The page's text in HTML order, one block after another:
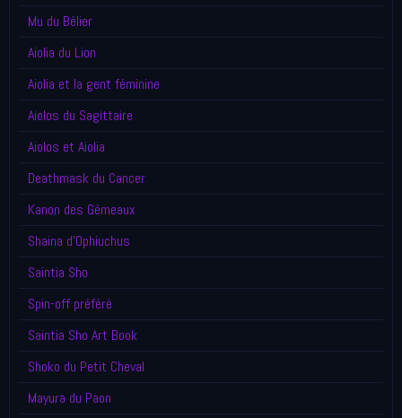
Mu du Bélier
Aiolia du Lion
Aiolia et la gent féminine
Aiolos du Sagittaire
Aiolos et Aiolia
Deathmask du Cancer
Kanon des Gémeaux
Shaina d'Ophiuchus
Saintia Sho
Spin-off préféré
Saintia Sho Art Book
Shoko du Petit Cheval
Mayura du Paon